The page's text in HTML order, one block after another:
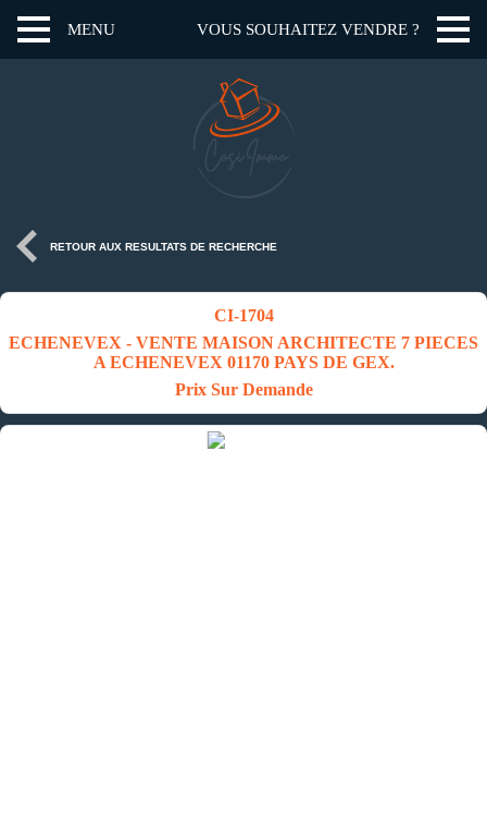
MENU VOUS SOUHAITEZ VENDRE ?
RETOUR AUX RESULTATS DE RECHERCHE
CI-1704
ECHENEVEX - VENTE MAISON ARCHITECTE 7 PIECES
A ECHENEVEX 01170 PAYS DE GEX.
Prix Sur Demande